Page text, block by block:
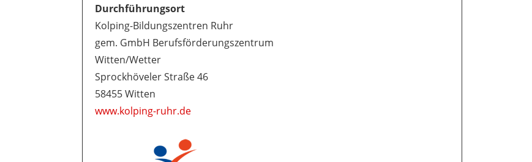
Durchführungsort
Kolping-Bildungszentren Ruhr
gem. GmbH Berufsförderungszentrum
Witten/Wetter
Sprockhöveler Straße 46
58455 Witten
www.kolping-ruhr.de